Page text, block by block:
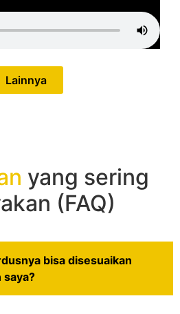
Lainnya
yang sering
(FAQ)
bisa disesuaikan
saya?